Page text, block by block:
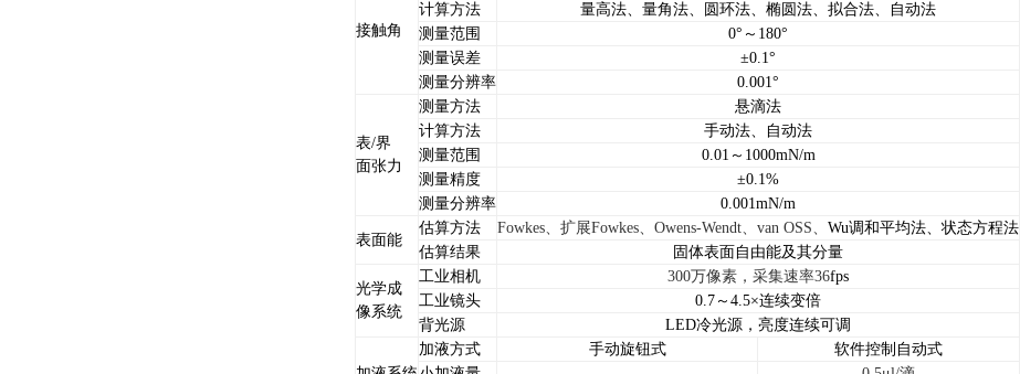
接触角
计算方法
量高法、量角法、圆环法、椭圆法、拟合法、自动法
测量范围
0°～180°
测 量误差 ±0.1°
测 量分辨率 0.001°
表/界
面张力
测量方法
悬滴法
计算方法
手动法、自动法
测量范围
0.01～1000mN/m
测量精度
±0.1%
测量分辨率 0.001mN/m
表面能
估算方法 Fowkes、扩展Fowkes、 Owens-Wendt、 van OSS、 Wu调和平均法、状态方程法
估算结果
固体表面自由能及其分量
光学成
像系统
工业相机 300万像素，采集速率36fps
工业镜头
0.7～4.5×连续变倍
背光源
LED冷光源，亮度连续可调
加液方式 手动旋钮式
软件控制自动式